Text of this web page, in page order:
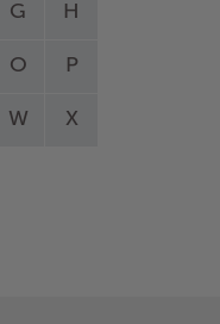
G H
O P
W X